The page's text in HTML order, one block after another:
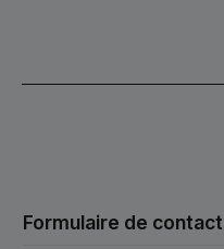
Formulaire de contact